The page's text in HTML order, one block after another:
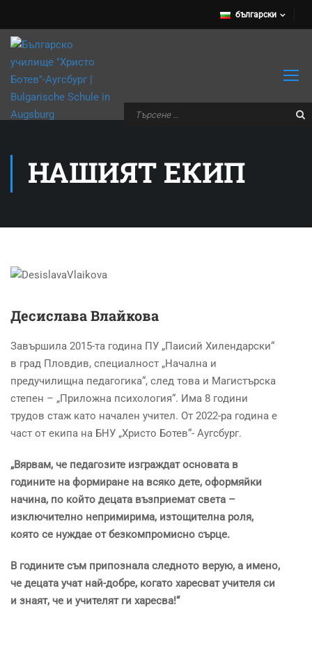
български
НАШИЯТ ЕКИП
Десислава Влайкова
Завършила 2015-та година ПУ „Паисий Хилендарски“
в град Пловдив, специалност „Начална и
предучилищна педагогика“, след това и Магистърска
степен – „Приложна психология“. Има 8 години
трудов стаж като начален учител. От 2022-ра година е
част от екипа на БНУ „Христо Ботев“- Аугсбург.
„Вярвам, че педагозите изграждат основата в
годините на формиране на всяко дете, оформяйки
начина, по който децата възприемат света –
изключително непримирима, изтощителна роля,
която се нуждае от безкомпромисно сърце.
В годините съм припознала следното верую, а имено,
че децата учат най-добре, когато харесватучителя си
и знаят, че и учителят ги харесва!“